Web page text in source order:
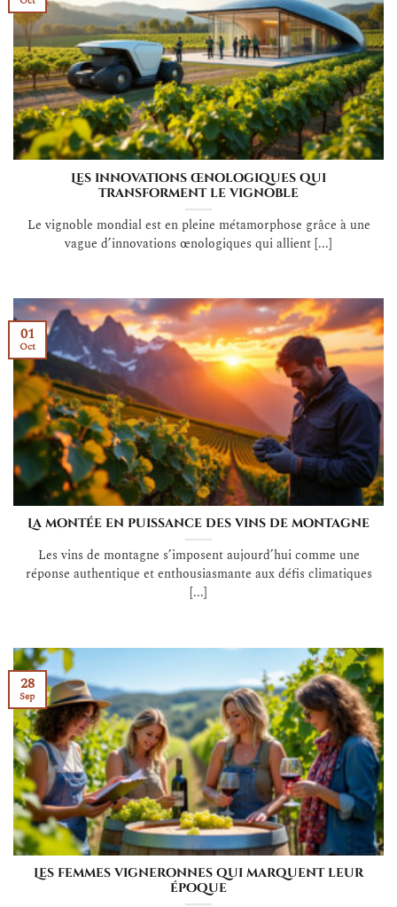
Les innovations œnologiques qui
transforment le vignoble
Le vignoble mondial est en pleine métamorphose grâce à une
vague d’innovations œnologiques qui allient [...]
La montée en puissance des vins de montagne
Les vins de montagne s’imposent aujourd’hui comme une
réponse authentique et enthousiasmante aux défis climatiques
[...]
01
Oct
Les femmes vigneronnes qui marquent leur
époque
28
Sep